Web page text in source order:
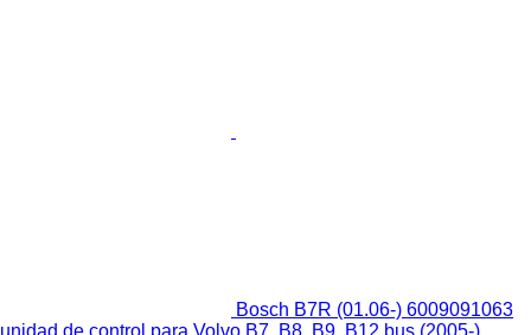
Bosch B7R (01.06-) 6009091063